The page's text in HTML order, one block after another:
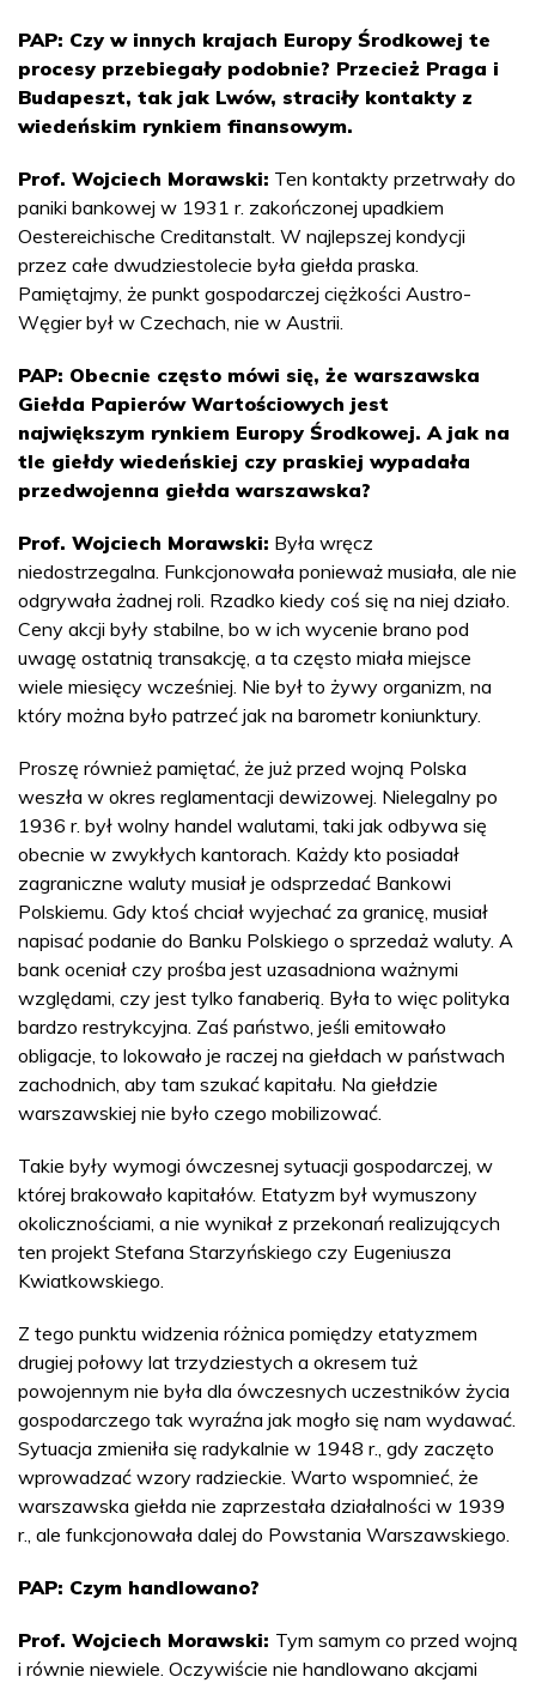
PAP: Czy w innych krajach Europy Środkowej te
procesy przebiegały podobnie? Przecież Praga i
Budapeszt, tak jak Lwów, straciły kontakty z
wiedeńskim rynkiem finansowym.
Prof. Wojciech Morawski: Ten kontakty przetrwały do
paniki bankowej w 1931 r. zakończonej upadkiem
Oestereichische Creditanstalt. W najlepszej kondycji
przez całe dwudziestolecie była giełda praska.
Pamiętajmy, że punkt gospodarczej ciężkości Austro-
Węgier był w Czechach, nie w Austrii.
PAP: Obecnie często mówi się, że warszawska
Giełda Papierów Wartościowych jest
największym rynkiem Europy Środkowej. A jak na
tle giełdy wiedeńskiej czy praskiej wypadała
przedwojenna giełda warszawska?
Prof. Wojciech Morawski: Była wręcz
niedostrzegalna. Funkcjonowała ponieważ musiała, ale nie
odgrywała żadnej roli. Rzadko kiedy coś się na niej działo.
Ceny akcji były stabilne, bo w ich wycenie brano pod
uwagę ostatnią transakcję, a ta często miała miejsce
wiele miesięcy wcześniej. Nie był to żywy organizm, na
który można było patrzeć jak na barometr koniunktury.
Proszę również pamiętać, że już przed wojną Polska
weszła w okres reglamentacji dewizowej. Nielegalny po
1936 r. był wolny handel walutami, taki jak odbywa się
obecnie w zwykłych kantorach. Każdy kto posiadał
zagraniczne waluty musiał je odsprzedać Bankowi
Polskiemu. Gdy ktoś chciał wyjechać za granicę, musiał
napisać podanie do Banku Polskiego o sprzedaż waluty. A
bank oceniał czy prośba jest uzasadniona ważnymi
względami, czy jest tylko fanaberią. Była to więc polityka
bardzo restrykcyjna. Zaś państwo, jeśli emitowało
obligacje, to lokowało je raczej na giełdach w państwach
zachodnich, aby tam szukać kapitału. Na giełdzie
warszawskiej nie było czego mobilizować.
Takie były wymogi ówczesnej sytuacji gospodarczej, w
której brakowało kapitałów. Etatyzm był wymuszony
okolicznościami, a nie wynikał z przekonań realizujących
ten projekt Stefana Starzyńskiego czy Eugeniusza
Kwiatkowskiego.
Z tego punktu widzenia różnica pomiędzy etatyzmem
drugiej połowy lat trzydziestych a okresem tuż
powojennym nie była dla ówczesnych uczestników życia
gospodarczego tak wyraźna jak mogło się nam wydawać.
Sytuacja zmieniła się radykalnie w 1948 r., gdy zaczęto
wprowadzać wzory radzieckie. Warto wspomnieć, że
warszawska giełda nie zaprzestała działalności w 1939
r., ale funkcjonowała dalej do Powstania Warszawskiego.
PAP: Czym handlowano?
Prof. Wojciech Morawski: Tym samym co przed wojną
i równie niewiele. Oczywiście nie handlowano akcjami